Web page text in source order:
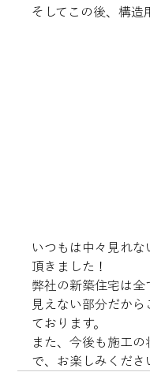
そしてこの後、構造
いつもは中々見れ
頂きました！
弊社の新築住宅は全
見えない部分だから
ております。
また、今後も施工の
で、お楽しみくださ